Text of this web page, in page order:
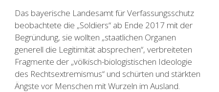
Das bayerische Landesamt für Verfassungsschutz
beobachtete die „Soldiers“ ab Ende 2017 mit der
Begründung, sie wollten „staatlichen Organen
generell die Legitimität absprechen“, verbreiteten
Fragmente der „völkisch-biologistischen Ideologie
des Rechtsextremismus“ und schürten und stärkten
Ängste vor Menschen mit Wurzeln im Ausland.